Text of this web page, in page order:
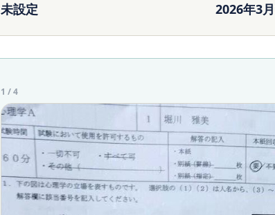
未設定 2026年3
1 /4